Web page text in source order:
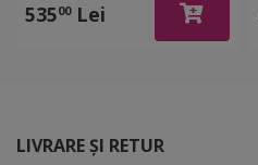
53500Lei
LIVRARE ȘI RETUR